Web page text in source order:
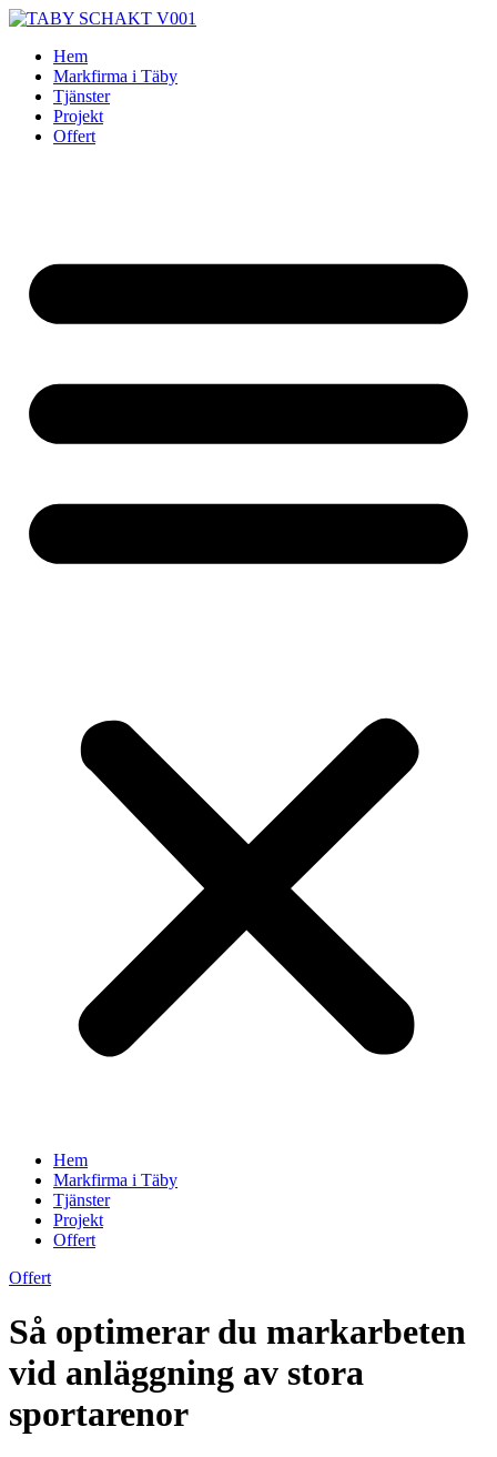
Skip
contentHem
Markfirma i Täby
Tjänster
Projekt
Offert
Hem
Markfirma i Täby
Tjänster
Projekt
Offert
Offert
Så optimerar du markarbeten
vid anläggning av stora
sportarenor